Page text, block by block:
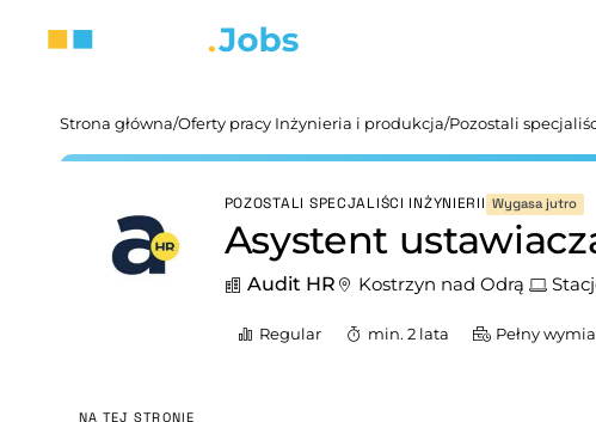
Strona główna/Oferty pracy Inżynieria i produkcja/Pozostali
POZOSTALI SPECJALIŚCI INŻYNIERII Wygasa jutro
Asystent
Audit HR Kostrzyn nad Odrą
Regular min. 2 lata Pełny
NA TEJ STRONIE